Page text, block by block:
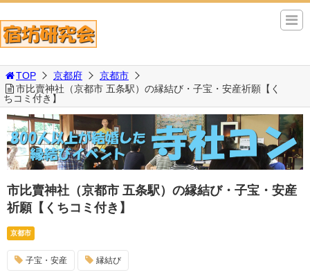
TOP 京都府
京都市
市比賣神社（京都市 五条駅）の縁結び・子宝・安産祈願【く
ちコミ付き】
市比賣神社（京都市 五条駅）の縁結び・子宝・安産
祈願【くちコミ付き】
京都市
子宝・安産 縁結び